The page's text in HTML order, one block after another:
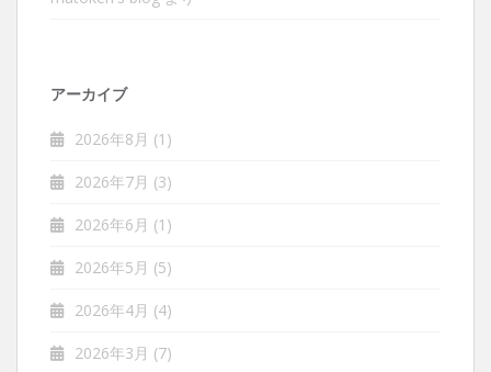
アーカイブ
2026年8月 (1)
2026年7月 (3)
2026年6月 (1)
2026年5月 (5)
2026年4月 (4)
2026年3月 (7)